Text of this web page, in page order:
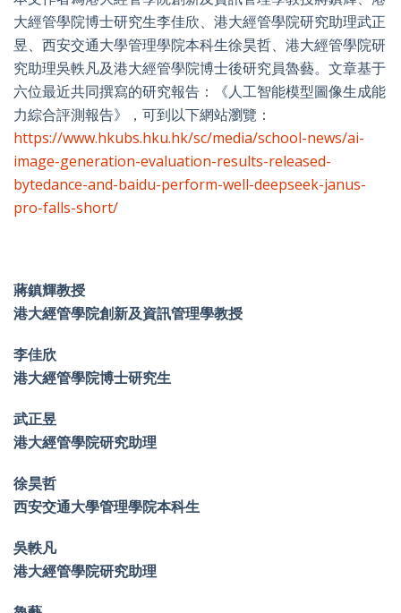
大經管學院博士研究生李佳欣、港大經管學院研究助理武正
昱、西安交通大學管理學院本科生徐昊哲、港大經管學院研
究助理吳軼凡及港大經管學院博士後研究員魯藝。文章基于
六位最近共同撰寫的研究報告：《人工智能模型圖像生成能
力綜合評測報告》，可到以下網站瀏覽：
https://www.hkubs.hku.hk/sc/media/school-news/ai-
image-generation-evaluation-results-released-
bytedance-and-baidu-perform-well-deepseek-janus-
pro-falls-short/
蔣鎮輝教授
港大經管學院創新及資訊管理學教授
李佳欣
港大經管學院博士研究生
武正昱
港大經管學院研究助理
徐昊哲
西安交通大學管理學院本科生
吳軼凡
港大經管學院研究助理